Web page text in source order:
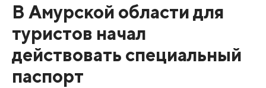
В Амурской области для
туристов начал
действовать специальный
паспорт